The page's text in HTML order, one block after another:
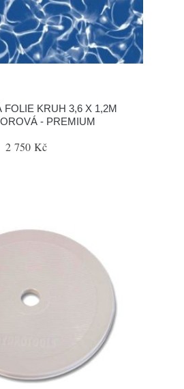
FOLIE KRUH 3,6 X 1,2M
- PREMIUM
2 750 Kč